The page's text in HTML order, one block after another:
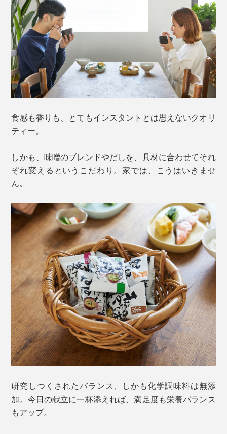
食感も香りも、とてもインスタントとは思えないクオリ
ティー。
しかも、味噌のブレンドやだしを、具材に合わせてそれ
ぞれ変えるというこだわり。家では、こうはいきませ
ん。
研究しつくされたバランス、しかも化学調味料は無添
加。今日の献立に一杯添えれば、満足度も栄養バランス
もアップ。